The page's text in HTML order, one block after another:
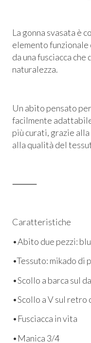
La gonna svasata è
elemento funzionale
da una fusciacca
naturalezza.
Un abito pensato
facilmente
più curati, grazie
alla qualità del
⸻
Caratteristiche
•Abito due pezzi:
•Tessuto: mikado di
•Scollo a barca sul
•Scollo a V sul retro
•Fusciacca in vita
•Manica 3/4